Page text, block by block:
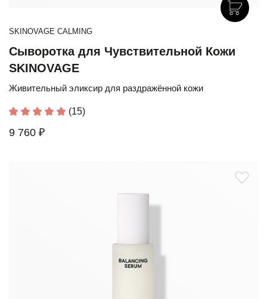
SKINOVAGE CALMING
Сыворотка для Чувствительной Кожи
SKINOVAGE
Живительный эликсир для раздражённой кожи
(15)
9 760 ₽